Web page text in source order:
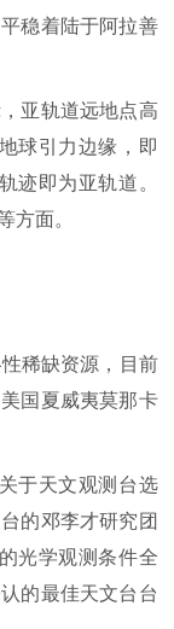
稳着陆于阿拉善
亚轨道远地点高
球引力边缘，即
迹即为亚轨道。
方面。
稀缺资源，目前
国夏威夷莫那卡
于天文观测台选
的邓李才研究团
光学观测条件全
的最佳天文台台